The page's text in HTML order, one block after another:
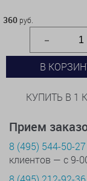
360 руб.
В
КУПИТЬ В 1
Прием
8 (495) 544-50-27
клиентов — с 9-